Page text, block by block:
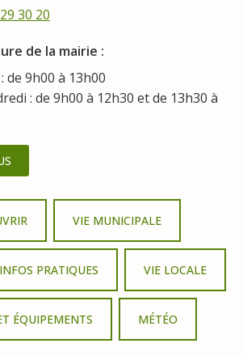
30 20
de la mairie :
de 9h00 à 13h00
: de 9h00 à 12h30 et de 13h30 à
VIE MUNICIPALE
PRATIQUES VIE LOCALE
ÉQUIPEMENTS MÉTÉO